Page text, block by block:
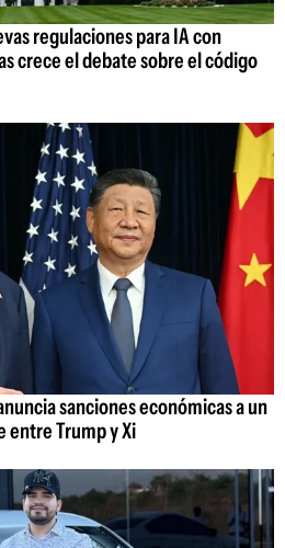
regulaciones para IA con
crece el debate sobre el código
sanciones económicas a un
entre Trump y Xi